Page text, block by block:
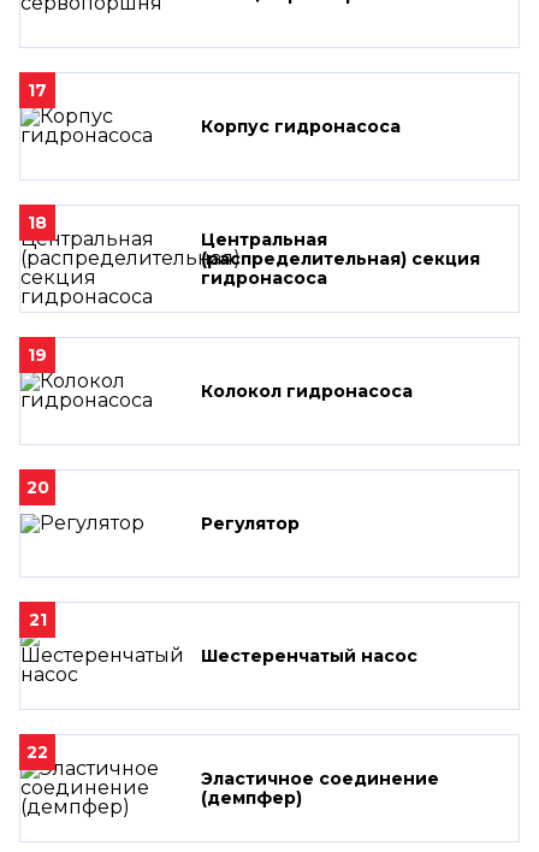
17
Корпус гидронасоса
18
Центральная
(распределительная) секция
гидронасоса
19
Колокол гидронасоса
20
Регулятор
21
Шестеренчатый насос
22
Эластичное соединение
(демпфер)